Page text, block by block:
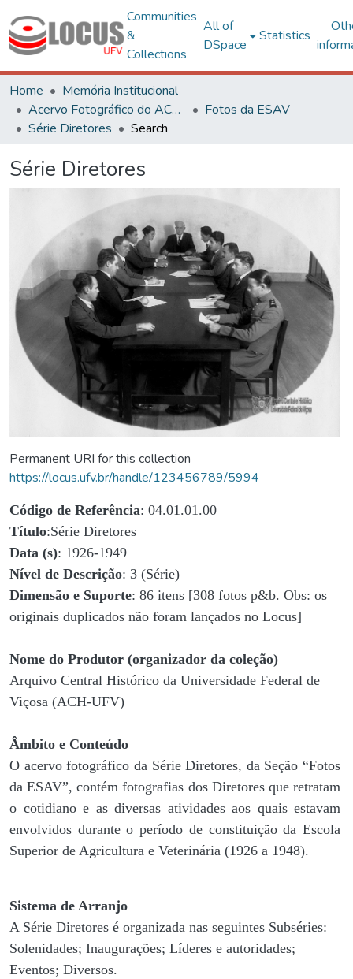
Communities
&
Collections
All of
DSpace
Statistics
Home
Memória Institucional
Acervo Fotográfico do ACH-UFV
Fotos da ESAV
Série Diretores
Search
Série Diretores
Permanent URI for this collection
https://locus.ufv.br/handle/123456789/5994
Código de Referência: 04.01.01.00
Título:Série Diretores
Data (s): 1926-1949
Nível de Descrição: 3 (Série)
Dimensão e Suporte: 86 itens [308 fotos p&b. Obs: os
originais duplicados não foram lançados no Locus]
Nome do Produtor (organizador da coleção)
Arquivo Central Histórico da Universidade Federal de
Viçosa (ACH-UFV)
Âmbito e Conteúdo
O acervo fotográfico da Série Diretores, da Seção “Fotos
da ESAV”, contém fotografias dos Diretores que retratam
o cotidiano e as diversas atividades aos quais estavam
envolvidos durante o período de constituição da Escola
Superior de Agricultura e Veterinária (1926 a 1948).
Sistema de Arranjo
A Série Diretores é organizada nas seguintes Subséries:
Solenidades; Inaugurações; Líderes e autoridades;
Eventos; Diversos.